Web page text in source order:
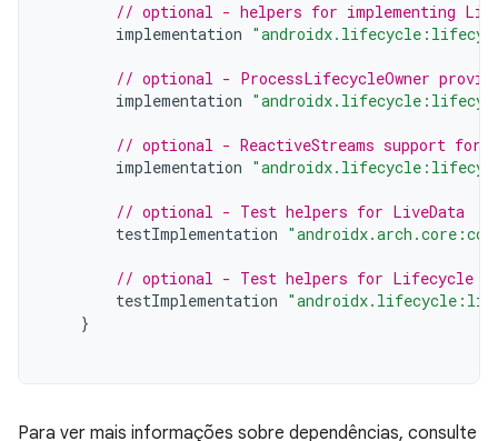
// optional - helpers for implementing
implementation
// optional - ProcessLifecycleOwner
implementation
// optional - ReactiveStreams support for
implementation
// optional - Test helpers for LiveData
testImplementation
// optional - Test helpers for Lifecycle
testImplementation
}
Para ver mais informações sobre dependências, consulte